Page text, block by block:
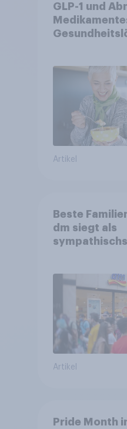
GLP-1 und
Artikel
Beste
dm siegt als
Artikel
Pride Month